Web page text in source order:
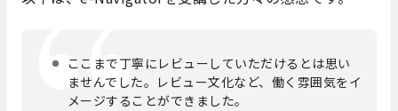
ここまで丁寧にレビューしていただけるとは思い
ませんでした。レビュー文化など、働く雰囲気をイ
メージすることができました。